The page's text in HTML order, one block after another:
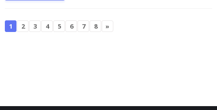
1 2 3 4 5 6 7 8 »